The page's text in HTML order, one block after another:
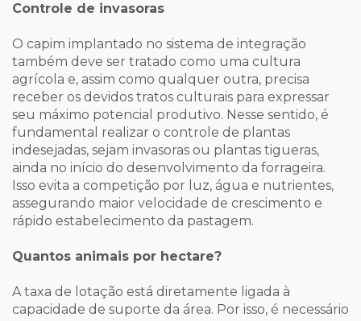
Controle de invasoras
O capim implantado no sistema de integração
também deve ser tratado como uma cultura
agrícola e, assim como qualquer outra, precisa
receber os devidos tratos culturais para expressar
seu máximo potencial produtivo. Nesse sentido, é
fundamental realizar o controle de plantas
indesejadas, sejam invasoras ou plantas tigueras,
ainda no início do desenvolvimento da forrageira.
Isso evita a competição por luz, água e nutrientes,
assegurando maior velocidade de crescimento e
rápido estabelecimento da pastagem.
Quantos animais por hectare?
A taxa de lotação está diretamente ligada à
capacidade de suporte da área. Por isso, é necessário